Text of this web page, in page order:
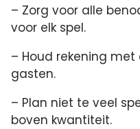
– Zorg voor alle
voor elk spel.​
– Houd rekening
gasten.​
– Plan niet te veel
boven kwantiteit.​